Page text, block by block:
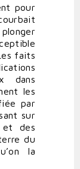
pour
faits
dans
les
par
sur
et des
du
la